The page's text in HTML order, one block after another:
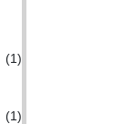
(1)
(1)